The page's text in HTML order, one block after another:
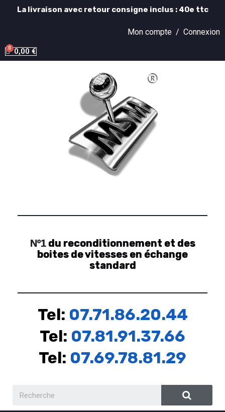
La livraison avec retour consigne inclus : 40e ttc
Mon compte / Connexion
0,00 €
Nº1du reconditionnement et des
boites de vitesses en échange
standard
Tel: 07.71.86.20.44
Tel: 07.81.91.37.66
Tel: 07.69.78.81.29